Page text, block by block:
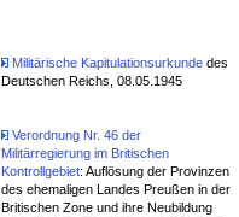
Militärische Kapitulationsurkunde des
Deutschen Reichs, 08.05.1945
Verordnung Nr. 46 der
Militärregierung im Britischen
Kontrollgebiet: Auflösung der Provinzen
des ehemaligen Landes Preußen in der
Britischen Zone und ihre Neubildung